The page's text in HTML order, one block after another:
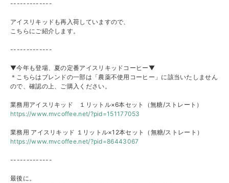
-------------
アイスリキッドも再入荷していますので、
こちらにご紹介します。
-------------
▼今年も登場、夏の定番アイスリキッドコーヒー▼
＊こちらはブレンドの一部は「農薬不使用コーヒー」に該当いたし ません
ので、確認の上、ご購入ください。
業務用アイスリキッド １リットル×6本セット（無糖/ストレート）
https://www.mvcoffee.net/?pid=151177053
業務用 アイスリキッド １リットル×12本セット（無糖/ストレート）
https://www.mvcoffee.net/?pid=86443067
-------------
最後に。